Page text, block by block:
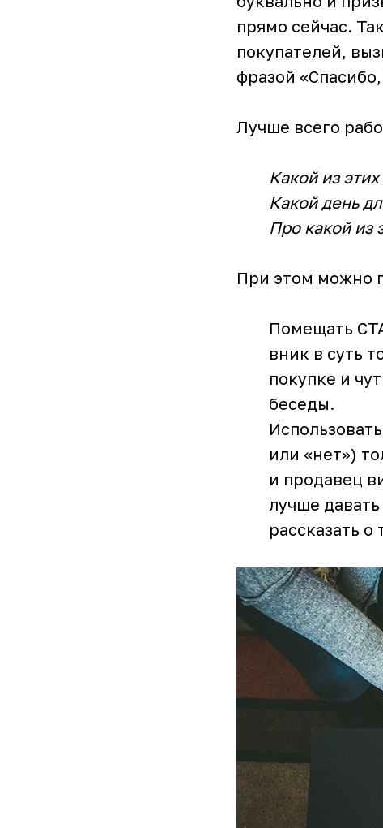
прямо сейчас.
покупателей,
фразой
Лучше всего
Какой из
Какой день
Про какой из
При этом можно
Помещать
вник в суть
покупке и
беседы.
или «нет»)
и продавец
лучше
рассказать